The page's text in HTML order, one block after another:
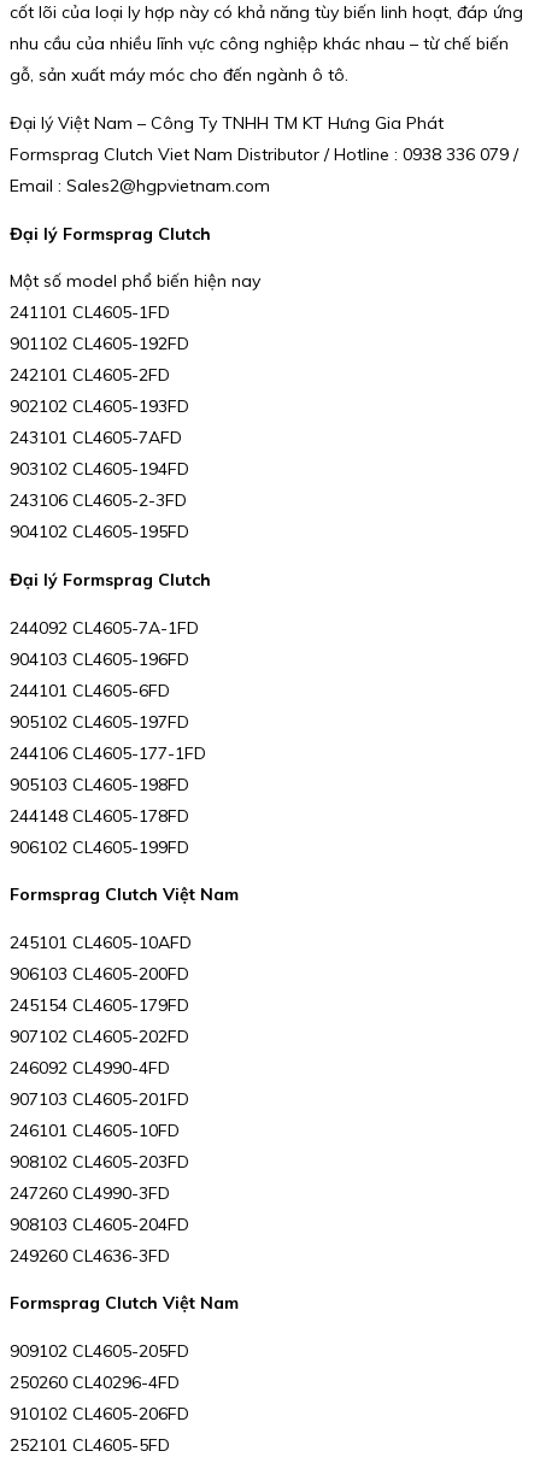
cốt lõi của loại ly hợp này có khả năng tùy biến linh hoạt, đáp ứng
nhu cầu của nhiều lĩnh vực công nghiệp khác nhau – từ chế biến
gỗ, sản xuất máy móc cho đến ngành ô tô.
Đại lý Việt Nam – Công Ty TNHH TM KT Hưng Gia Phát
Formsprag Clutch Viet Nam Distributor / Hotline : 0938 336 079 /
Email : Sales2@hgpvietnam.com
Đại lý Formsprag Clutch
Một số model phổ biến hiện nay
241101 CL4605-1FD
901102 CL4605-192FD
242101 CL4605-2FD
902102 CL4605-193FD
243101 CL4605-7AFD
903102 CL4605-194FD
243106 CL4605-2-3FD
904102 CL4605-195FD
Đại lý Formsprag Clutch
244092 CL4605-7A-1FD
904103 CL4605-196FD
244101 CL4605-6FD
905102 CL4605-197FD
244106 CL4605-177-1FD
905103 CL4605-198FD
244148 CL4605-178FD
906102 CL4605-199FD
Formsprag Clutch Việt Nam
245101 CL4605-10AFD
906103 CL4605-200FD
245154 CL4605-179FD
907102 CL4605-202FD
246092 CL4990-4FD
907103 CL4605-201FD
246101 CL4605-10FD
908102 CL4605-203FD
247260 CL4990-3FD
908103 CL4605-204FD
249260 CL4636-3FD
Formsprag Clutch Việt Nam
909102 CL4605-205FD
250260 CL40296-4FD
910102 CL4605-206FD
252101 CL4605-5FD